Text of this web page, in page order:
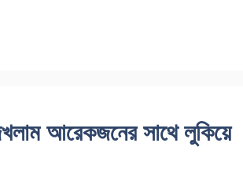
আরেকজনের সাথে লুকিয়ে